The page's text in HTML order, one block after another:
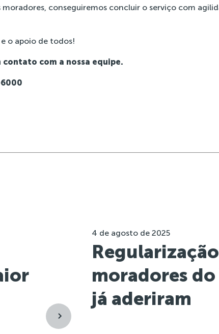
conseguiremos concluir o serviço com
o apoio de todos!
contato com a nossa equipe.
4 de agosto de 2025
moradores do
já aderiram